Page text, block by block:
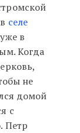
селе
в
Когда
не
домой
с
Петр